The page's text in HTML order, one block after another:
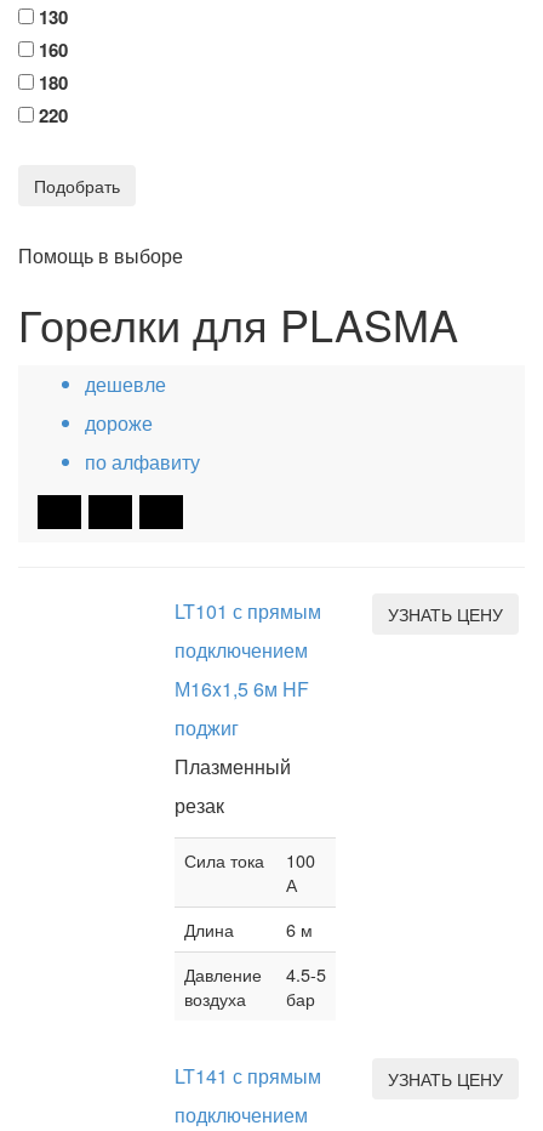
130
160
180
220
Подобрать
Помощь в выборе
Горелки для PLASMA
дешевле
дороже
по алфавиту
LT101 с прямым
подключением
М16x1,5 6м HF
поджиг
Плазменный
резак
Сила тока
100
А
Длина
6 м
Давление
воздуха
4.5-5
бар
УЗНАТЬ ЦЕНУ
LT141 с прямым
подключением
УЗНАТЬ ЦЕНУ